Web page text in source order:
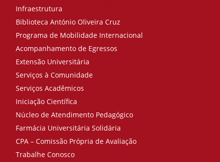
Infraestrutura
Biblioteca António Oliveira Cruz
Programa de Mobilidade Internacional
Acompanhamento de Egressos
Extensão Universitária
Serviços à Comunidade
Serviços Acadêmicos
Iniciação Científica
Núcleo de Atendimento Pedagógico
Farmácia Universitária Solidária
CPA – Comissão Própria de Avaliação
Trabalhe Conosco